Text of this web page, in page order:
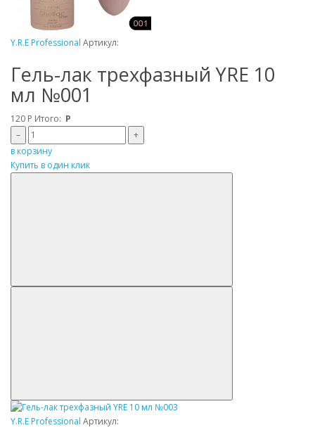
Y.R.E Professional Артикул:
Гель-лак трехфазный YRE 10
мл №001
120 Р Итого: Р
–
+
в корзину
Купить в один клик
Y.R.E Professional Артикул: